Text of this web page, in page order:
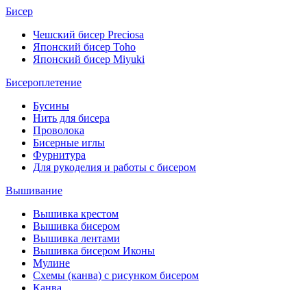
Бисер
Чешский бисер Preciosa
Японский бисер Toho
Японский бисер Miyuki
Бисероплетение
Бусины
Нить для бисера
Проволока
Бисерные иглы
Фурнитура
Для рукоделия и работы с бисером
Вышивание
Вышивка крестом
Вышивка бисером
Вышивка лентами
Вышивка бисером Иконы
Мулине
Схемы (канва) с рисунком бисером
Канва